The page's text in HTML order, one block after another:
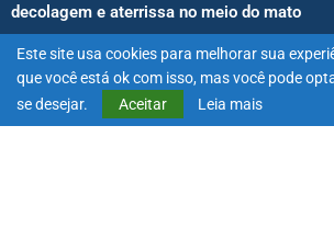
decolagem e aterrissa no meio do mato
Senado aprova proibição de atletas e
anúncios de bets
Este site usa cookies para melhorar sua
que você está ok com isso, mas você pode
se desejar.
Aceitar Leia mais